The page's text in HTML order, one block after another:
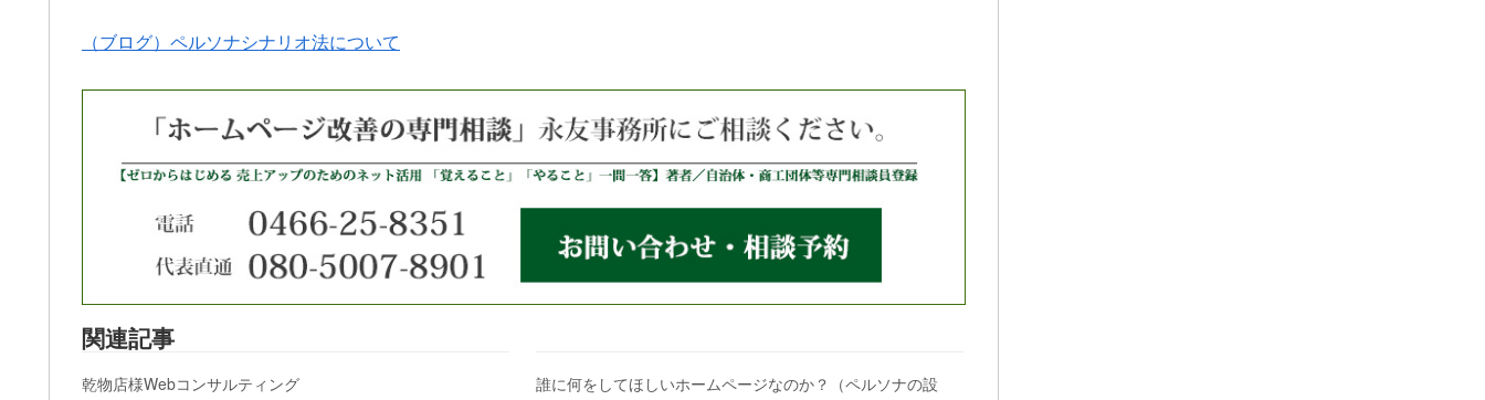
（ブログ）ペルソナシナリオ法について
関連記事
乾物店様Webコンサルティング
誰に何をしてほしいホームページなのか？（ペルソナの設